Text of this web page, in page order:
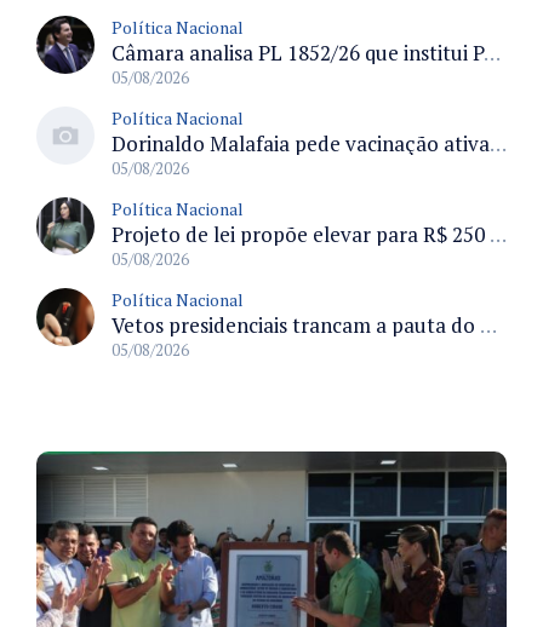
Política Nacional
Câmara analisa PL 1852/26 que institui Política Nacional de Gestão de Desempenho e Eficiência para servidores públicos
05/08/2026
Política Nacional
Dorinaldo Malafaia pede vacinação ativa ao Ministério da Saúde para reverter queda na cobertura vacinal no Brasil
05/08/2026
Política Nacional
Projeto de lei propõe elevar para R$ 250 mil limite de isenção do IPI para pessoas com deficiência e autismo
05/08/2026
Política Nacional
Vetos presidenciais trancam a pauta do Congresso com 87 itens pendentes e incluem trechos do Orçamento de 2026
05/08/2026